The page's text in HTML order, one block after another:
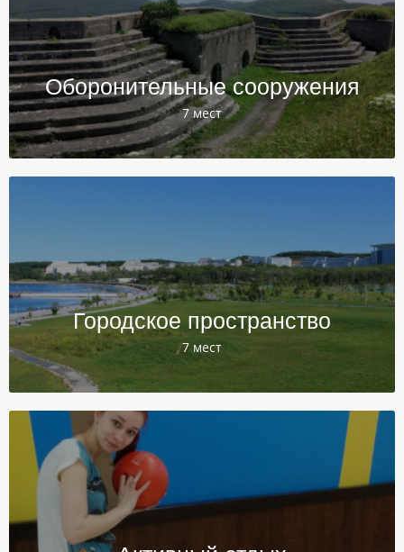
Оборонительные сооружения
7 мест
Городское пространство
7 мест